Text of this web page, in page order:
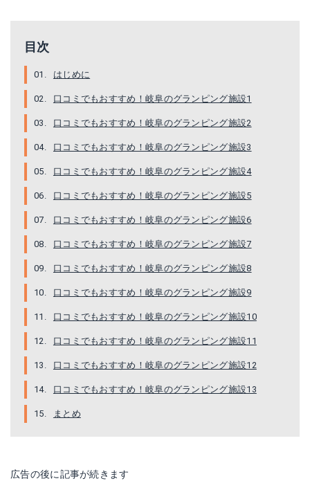
目次
はじめに
口コミでもおすすめ！岐阜のグランピング施設1
口コミでもおすすめ！岐阜のグランピング施設2
口コミでもおすすめ！岐阜のグランピング施設3
口コミでもおすすめ！岐阜のグランピング施設4
口コミでもおすすめ！岐阜のグランピング施設5
口コミでもおすすめ！岐阜のグランピング施設6
口コミでもおすすめ！岐阜のグランピング施設7
口コミでもおすすめ！岐阜のグランピング施設8
口コミでもおすすめ！岐阜のグランピング施設9
口コミでもおすすめ！岐阜のグランピング施設10
口コミでもおすすめ！岐阜のグランピング施設11
口コミでもおすすめ！岐阜のグランピング施設12
口コミでもおすすめ！岐阜のグランピング施設13
まとめ
広告の後に記事が続きます